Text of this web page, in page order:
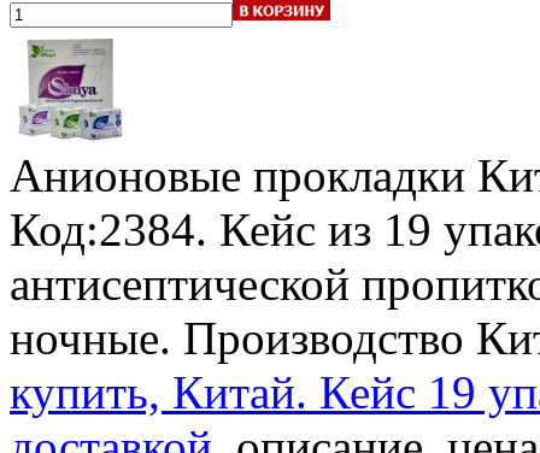
Анионовые прокладки
Код:2384. Кейс из 19
антисептической
ночные. Производство
купить, Китай. Кейс 19